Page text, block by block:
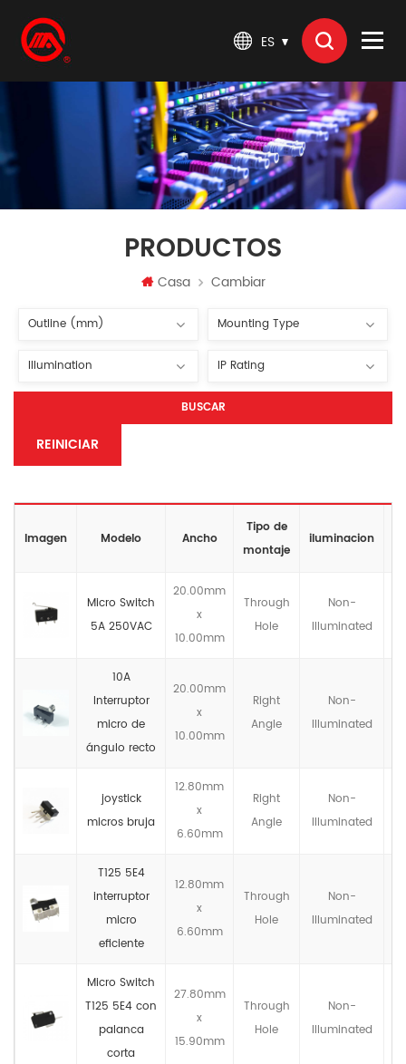
ES
PRODUCTOS
Casa Cambiar
BUSCAR
REINICIAR
Imagen Modelo Ancho
Tipo de
montaje
iluminacion
Micro Switch
5A 250VAC
20.00mm
x
10.00mm
Through
Hole
Non-
llluminated
10A
Interruptor
micro de
ángulo recto
20.00mm
x
10.00mm
Right
Angle
Non-
llluminated
joystick
micros bruja
12.80mm
x
6.60mm
Right
Angle
Non-
llluminated
T125 5E4
interruptor
micro
eficiente
12.80mm
x
6.60mm
Through
Hole
Non-
llluminated
Micro Switch
T125 5E4 con
palanca
corta
27.80mm
x
15.90mm
Through
Hole
Non-
llluminated